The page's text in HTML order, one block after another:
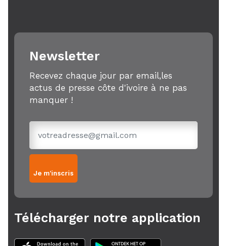
Newsletter
Recevez chaque jour par email,les
actus de presse côte d'ivoire à ne pas
manquer !
Je m'inscris
Télécharger notre application